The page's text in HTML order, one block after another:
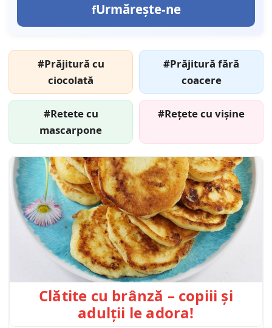
Urmărește-ne
#Prăjitură cu
ciocolată
#Prăjitură fără
coacere
#Retete cu
mascarpone
#Rețete cu vișine
Clătite cu brânză – copiii și
adulții le adora!